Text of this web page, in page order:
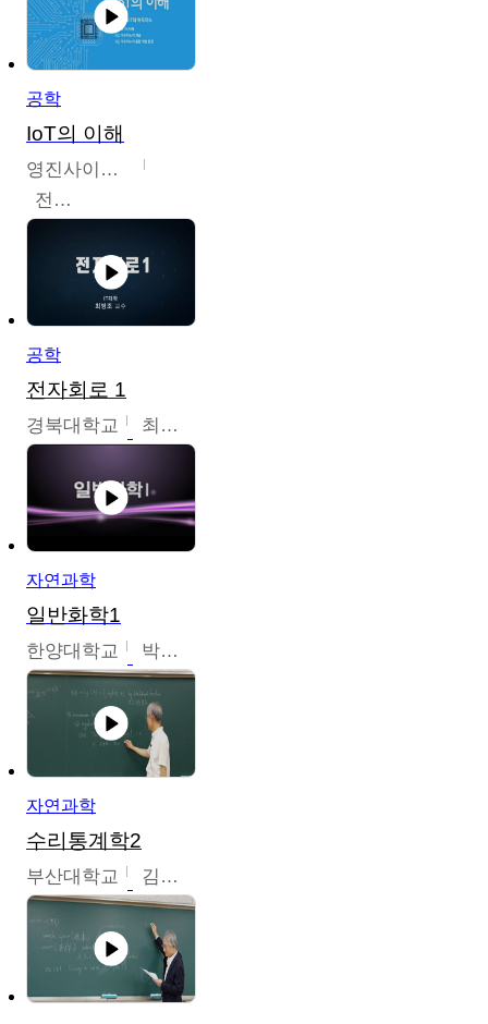
공학
IoT의 이해
영진사이버대학교
전병현
공학
전자회로 1
경북대학교 최병조
자연과학
일반화학1
한양대학교 박경호
자연과학
수리통계학2
부산대학교 김충락